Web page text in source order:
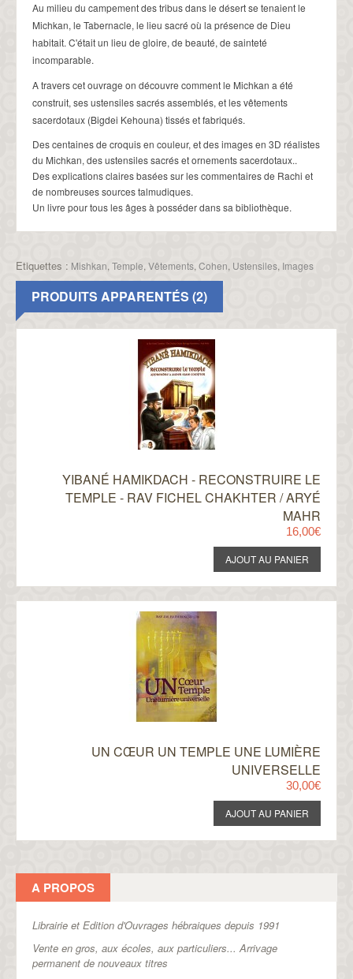
Au milieu du campement des tribus dans le désert se tenaient le
Michkan, le Tabernacle, le lieu sacré où la présence de Dieu
habitait. C'était un lieu de gloire, de beauté, de sainteté
incomparable.
A travers cet ouvrage on découvre comment le Michkan a été
construit, ses ustensiles sacrés assemblés, etles vêtements
sacerdotaux (Bigdei Kehouna) tissés et fabriqués.
Des centaines de croquis en couleur, et des images en 3D réalistes
du Michkan, des ustensiles sacrés et ornements sacerdotaux..
Des explications claires basées sur les commentaires de Rachi et
de nombreuses sources talmudiques.
Un livre pour tous les âges à posséder dans sa bibliothèque.
Etiquettes : Mishkan, Temple, Vêtements, Cohen Ustensiles, Images
PRODUITS APPARENTÉS (2)
YIBANÉ HAMIKDACH - RECONSTRUIRE LE
TEMPLE - RAV FICHEL CHAKHTER / ARYÉ
MAHR
16,00€
UN CŒUR UN TEMPLE UNE LUMIÈRE
UNIVERSELLE
30,00€
A PROPOS
Librairie et Edition d'Ouvrages hébraiques depuis 1991
Vente en gros, aux écoles, aux particuliers...Arrivage
permanent de nouveaux titres